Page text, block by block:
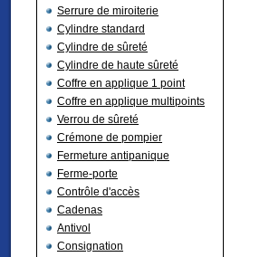
Serrure de miroiterie
Cylindre standard
Cylindre de sûreté
Cylindre de haute sûreté
Coffre en applique 1 point
Coffre en applique multipoints
Verrou de sûreté
Crémone de pompier
Fermeture antipanique
Ferme-porte
Contrôle d'accès
Cadenas
Antivol
Consignation